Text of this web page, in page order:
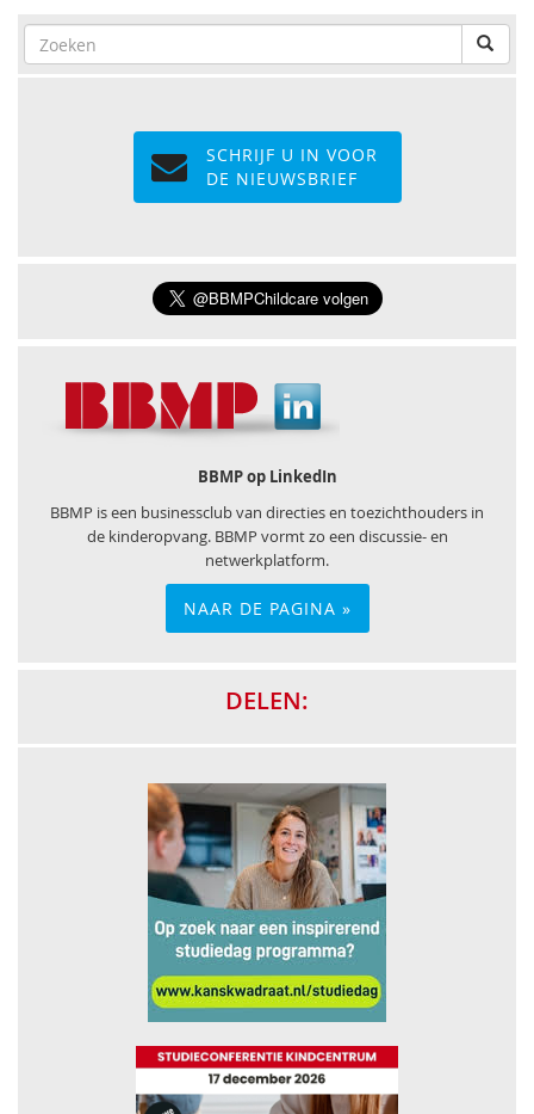
SCHRIJF U IN VOOR
DE NIEUWSBRIEF
BBMP op LinkedIn
BBMP is een businessclub van directies en toezichthouders in
de kinderopvang. BBMP vormt zo een discussie- en
netwerkplatform.
NAAR DE PAGINA »
DELEN: